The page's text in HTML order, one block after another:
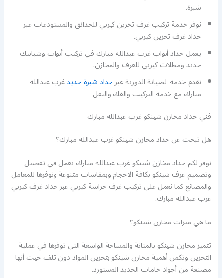
شبرة.
نوفر خدمة تركيب غرف تخزين كيربي للحدائق والمستودعات عبر
حداد غرف تخزين كيربي.
يعمل حداد أبواب غرب عبدالله مبارك في تركيب أبواب وشبابيك
حديد ومظلات كيربي للغرف والمخازن.
نقدم خدمة الصيانة الدورية عبرحداد شبرة حديدغرب عبدالله
مبارك مع خدمة التركيب والفك والنقل
فني حداد مخازن شينكو غرب عبدالله مبارك
هل تبحث عن حداد مخازن شينكو غرب عبدالله مبارك؟
نوفر لكم حداد مخازن شينكو غرب عبدالله مبارك يعمل في تفصيل
وتصميم غرف شينكو بكافة الاحجام وبمقاسات متنوعة ونوفرها للمعامل
والمصانع كما نعمل على تركيب غرف حراسة كيربي عبر حداد غرف كيربي
غرب عبدالله مبارك.
ما هي ميزات مخازن شينكو؟
تتميز مخازن شينكو بالمتانة والمساحة الواسعة التي توفرها في عملية
التخزين وتكمن أهمية مخازن شينكو بتخزين المواد دون تلف حيث أنها
مصنعة من أجواد خامات الحديد المستورد.